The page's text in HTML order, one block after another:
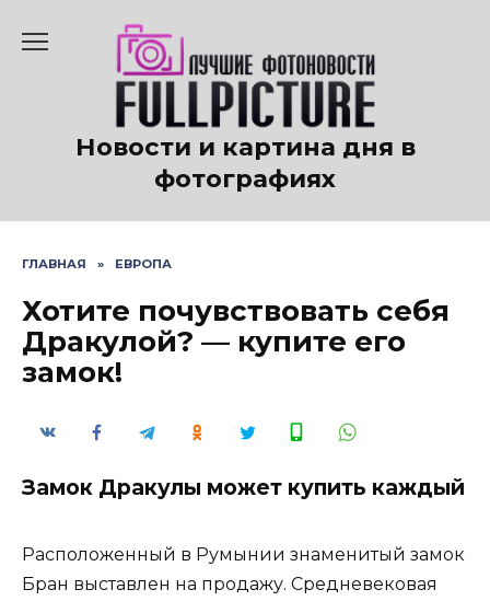
содержанию
Новости и картина дня в
фотографиях
ГЛАВНАЯ » ЕВРОПА
Хотите почувствовать себя
Дракулой? — купите его
замок!
Замок Дракулы может купить каждый
Расположенный в Румынии знаменитый замок
Бран выставлен на продажу. Средневековая